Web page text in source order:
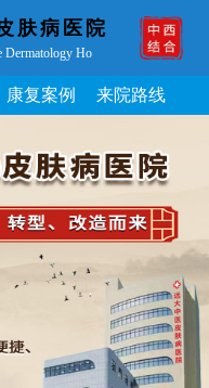
肤病医院
Dermatology Ho
康复案例 来院路线